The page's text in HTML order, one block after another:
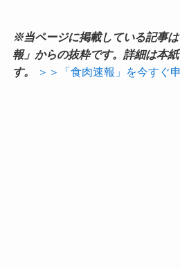
※当ページに掲載している記事
報」からの抜粋です。詳細は本
す。
＞＞「食肉速報」を今すぐ